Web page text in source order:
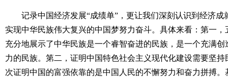
记录中国经济发展“成绩单”，更让我们深刻认识到经济成
实现中华民族伟大复兴的中国梦努力奋斗。具体来看：第一
充分地展示了中华民族是一个睿智奋进的民族，是一个充满
力的民族。第二，证明中国特色社会主义现代化建设需要坚
次证明中国的富强依靠的是中国人民的不懈努力和奋力拼搏